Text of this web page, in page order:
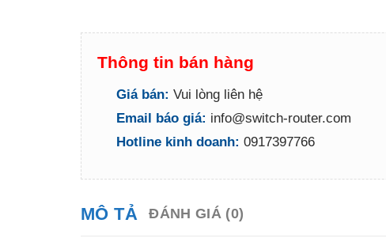
Thông tin bán hàng
Giá bán: Vui lòng liên hệ
Email báo giá: info@switch-router.com
Hotline kinh doanh: 0917397766
MÔ TẢ ĐÁNH GIÁ (0)